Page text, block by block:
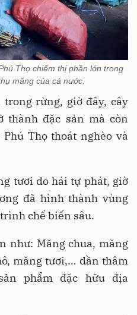
Thọ chiếm thị phần lớn trong
măng của cả nước.
rừng, giờ đây, cây
thành đặc sản mà còn
Thọ thoát nghèo và
tươi do hái tự phát, giờ
đã hình thành vùng
chế biến sâu.
như: Măng chua, măng
măng tươi,… dần thâm
phẩm đặc hữu địa